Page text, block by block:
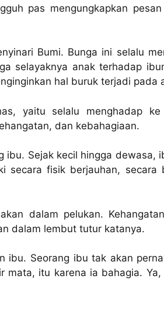
pas mengungkapkan
Bumi. Bunga ini selalu
selayaknya anak terhadap
hal buruk terjadi pada
yaitu selalu menghadap
dan kebahagiaan.
ibu. Sejak kecil hingga dewasa,
secara fisik berjauhan, secara
dalam pelukan.
dalam lembut tutur katanya.
ibu. Seorang ibu tak akan
mata, itu karena ia bahagia.